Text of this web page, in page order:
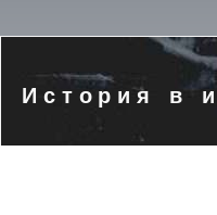
История в